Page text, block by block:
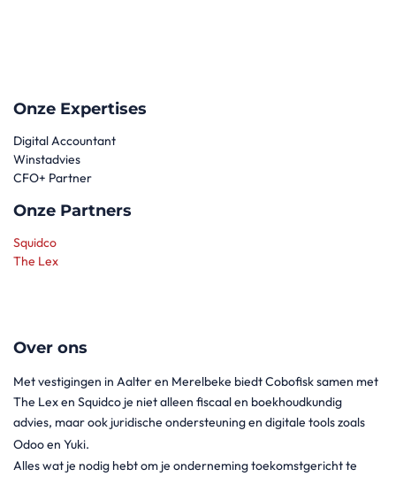
Onze Expertises
Digital Accountant
Winstadvies
CFO+ Partner
Onze Partners
Squidco
The Lex
Over ons
Met vestigingen in Aalter en Merelbeke biedt Cobofisk samen met
The Lex en Squidco je niet alleen fiscaal en boekhoudkundig
advies, maar ook juridische ondersteuning en digitale tools zoals
Odoo en Yuki.
Alles wat je nodig hebt om je onderneming toekomstgericht te